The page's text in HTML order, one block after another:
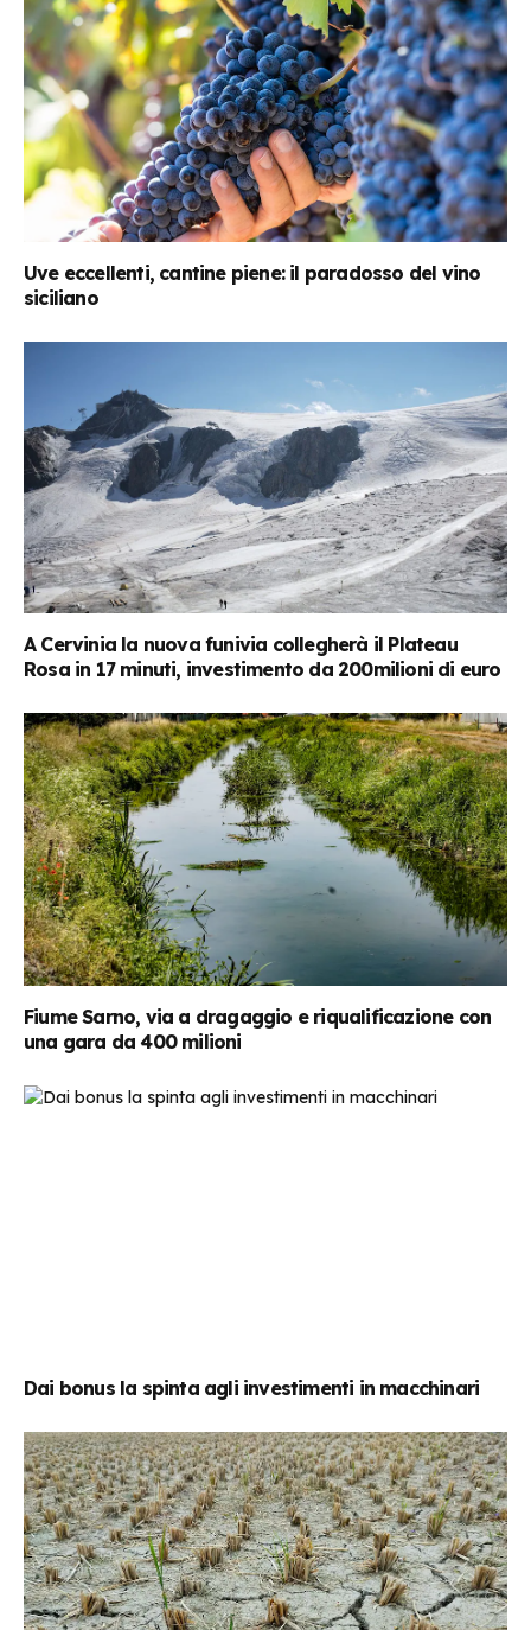
Uve eccellenti, cantine piene: il paradosso del vino
siciliano
A Cervinia la nuova funivia collegherà il Plateau
Rosa in 17 minuti, investimento da 200milioni di euro
Fiume Sarno, via a dragaggio e riqualificazione con
una gara da 400 milioni
Dai bonus la spinta agli investimenti in macchinari